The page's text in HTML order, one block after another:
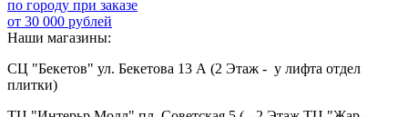
по городу при заказе
от 30 000 рублей
Наши магазины:
СЦ "Бекетов" ул. Бекетова 13 А (2 Этаж - у лифта отдел
плитки)